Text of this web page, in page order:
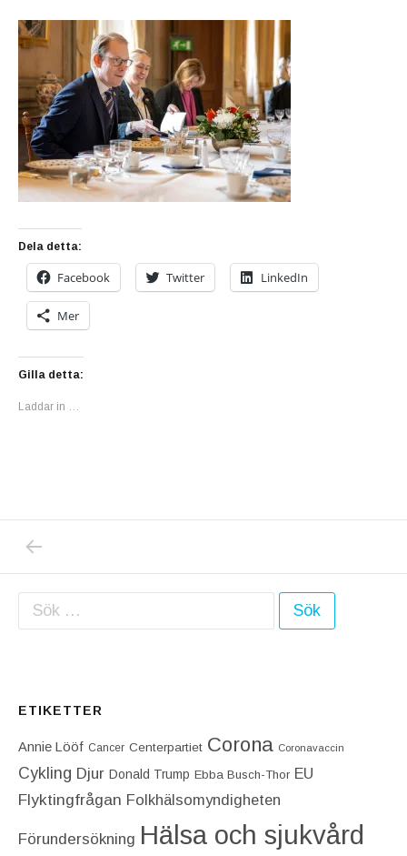
Dela detta:
Facebook Twitter LinkedIn
Mer
Gilla detta:
Laddar in …
Inläggsnavigering
Sök efter:
ETIKETTER
Annie Lööf Cancer Centerpartiet‎ Corona Coronavaccin
Cykling Djur Donald Trump Ebba Busch-Thor EU
Flyktingfrågan Folkhälsomyndigheten
Förundersökning Hälsa och sjukvård